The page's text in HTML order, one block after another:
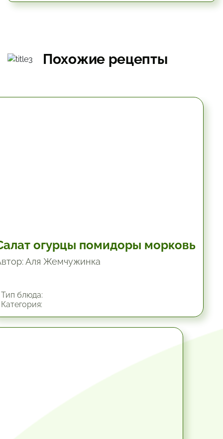
Похожие рецепты
огурцы помидоры морковь
Аля Жемчужинка
блюда: